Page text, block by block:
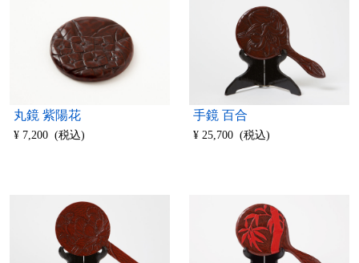
丸鏡 紫陽花
¥ 7,200 (税込)
手鏡 百合
¥ 25,700 (税込)